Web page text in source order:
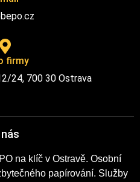
firmy
24, 700 30 Ostrava
nás
na klíč v Ostravě. Osobní
papírování. Služby